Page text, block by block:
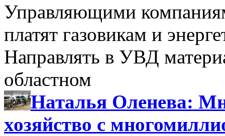
Управляющими
платят газовикам и
Направлять в УВД
областном
Наталья Оленева:
хозяйство с